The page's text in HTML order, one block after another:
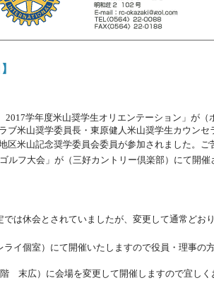
学年度米山奨学生オリエンテーション」が（
ブ米山奨学委員長・東原健人米山奨学生カウンセ
米山記念奨学委員会委員が参加されました。ご
ルフ大会」が（三好カントリー倶楽部）にて開催
は休会とされていましたが、変更して通常どお
イ個室）にて開催いたしますので役員・理事の
末広）に会場を変更して開催しますので宜しく